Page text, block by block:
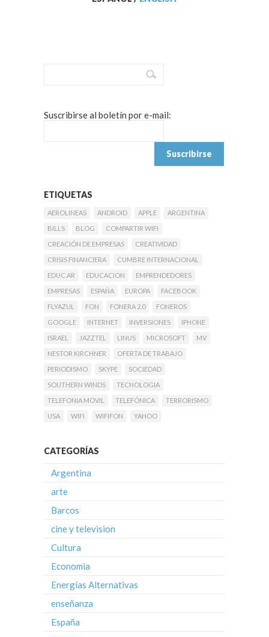
Suscribirse al boletín por e-mail:
ETIQUETAS
AEROLINEAS ANDROID APPLE
ARGENTINA
BILLS
BLOG
COMPARTIR WIFI
CREACIÓN DE EMPRESAS
CREATIVIDAD
CRISIS FINANCIERA
CUMBRE INTERNACIONAL
EDUC.AR
EDUCACION
EMPRENDEDORES
EMPRESAS
ESPAÑA EUROPA
FACEBOOK
FLYAZUL
FON FONERA 2.0
FONEROS
GOOGLE
INTERNET INVERSIONES
IPHONE
ISRAEL
JAZZTEL LINUS MICROSOFT
MV
NESTOR KIRCHNER
OFERTA DE TRABAJO
PERIODISMO
SKYPE
SOCIEDAD
SOUTHERN WINDS
TECNOLOGIA
TELEFONIA MOVIL
TELEFÓNICA
TERRORISMO
USA
WIFI WIFIFON YAHOO
CATEGORÍAS
Argentina
arte
Barcos
cine y television
Cultura
Economia
Energías Alternativas
enseñanza
España